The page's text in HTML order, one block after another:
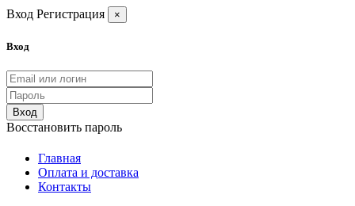
Вход Регистрация ×
Вход
Вход
Восстановить пароль
Главная
Оплата и доставка
Контакты